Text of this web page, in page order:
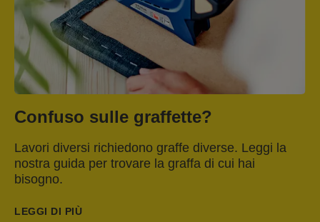
Confuso sulle graffette?
Lavori diversi richiedono graffe diverse. Leggi la
nostra guida per trovare la graffa di cui hai
bisogno.
LEGGI DI PIÙ